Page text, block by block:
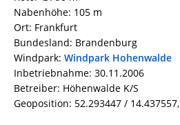
Nabenhöhe: 105 m
Ort: Frankfurt
Bundesland: Brandenburg
Windpark: Windpark Hohenwalde
Inbetriebnahme: 30.11.2006
Betreiber: Höhenwalde K/S
Geoposition: 52.293447 / 14.437557,